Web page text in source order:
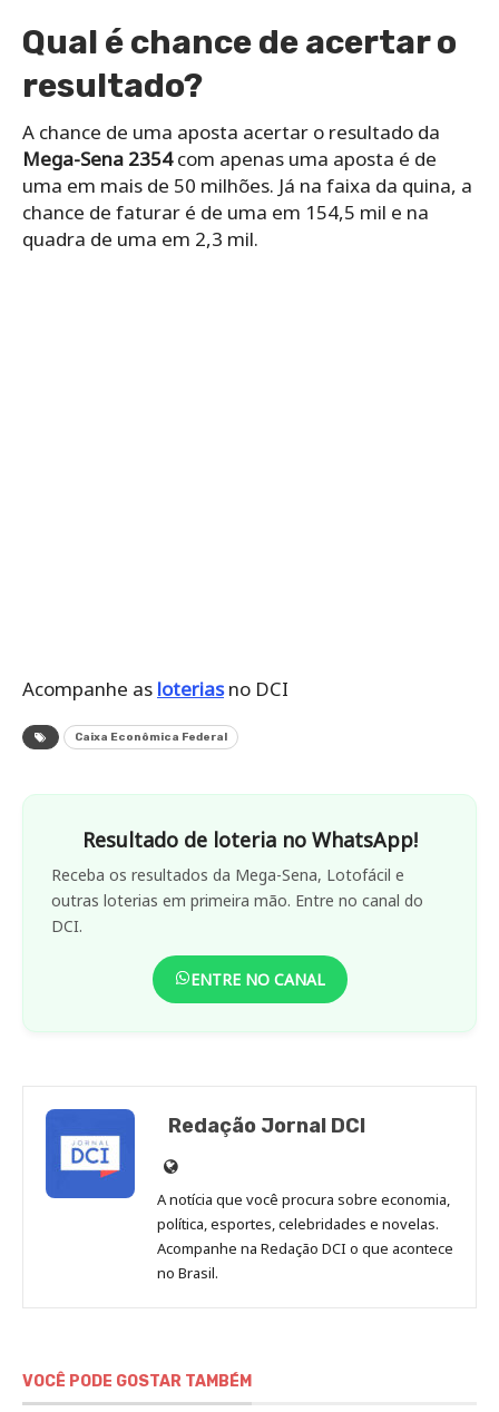
Qual é chance de acertar o
resultado?
A chance de uma aposta acertar o resultado da
Mega-Sena 2354com apenas uma aposta é de
uma em mais de 50 milhões. Já na faixa da quina, a
chance de faturar é de uma em 154,5 mil e na
quadra de uma em 2,3 mil.
Acompanhe as loteriasno DCI
Caixa Econômica Federal
Resultado de loteria no WhatsApp!
Receba os resultados da Mega-Sena, Lotofácil e
outras loterias em primeira mão. Entre no canal do
DCI.
ENTRE NO CANAL
Redação Jornal DCI
Site
de
Redação
Jornal
DCI
A notícia que você procura sobre economia,
política, esportes, celebridades e novelas.
Acompanhe na Redação DCI o que acontece
no Brasil.
VOCÊ PODE GOSTAR TAMBÉM